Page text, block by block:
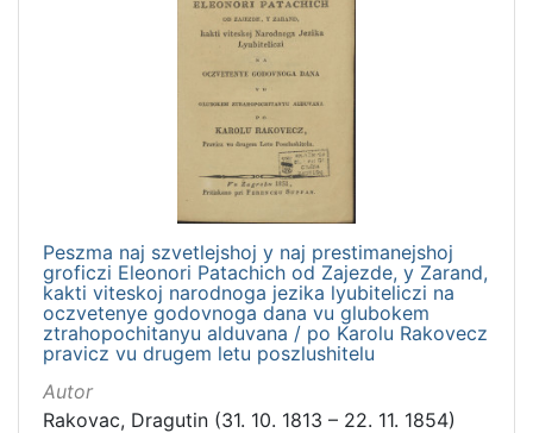
Peszma naj szvetlejshoj y naj prestimanejshoj
groficzi Eleonori Patachich od Zajezde, y Zarand,
kakti viteskoj narodnoga jezika lyubiteliczi na
oczvetenye godovnoga dana vu glubokem
ztrahopochitanyu alduvana / po Karolu Rakovecz
pravicz vu drugem letu poszlushitelu
Autor
Rakovac, Dragutin (31. 10. 1813 – 22. 11. 1854)